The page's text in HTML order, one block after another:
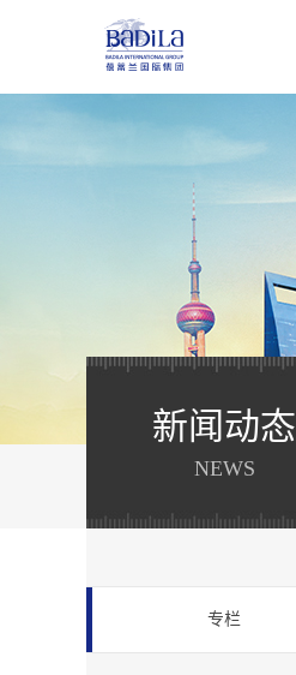
新闻动态
NEWS
专栏